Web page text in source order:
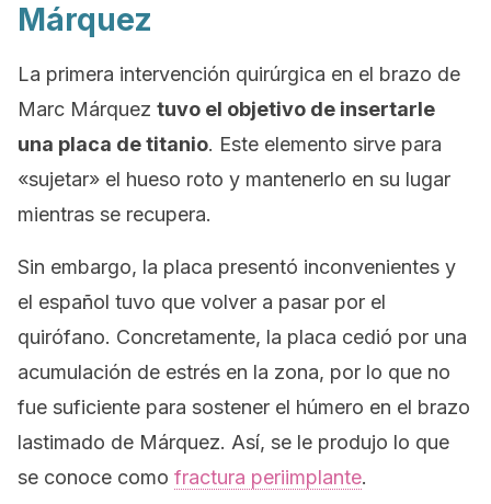
Márquez
La primera intervención quirúrgica en el brazo de
Marc Márquez tuvo el objetivo de insertarle
una placa de titanio. Este elemento sirve para
«sujetar» el hueso roto y mantenerlo en su lugar
mientras se recupera.
Sin embargo, la placa presentó inconvenientes y
el español tuvo que volver a pasar por el
quirófano. Concretamente, la placa cedió por una
acumulación de estrés en la zona, por lo que no
fue suficiente para sostener el húmero en el brazo
lastimado de Márquez. Así, se le produjo lo que
se conoce como fractura periimplante.